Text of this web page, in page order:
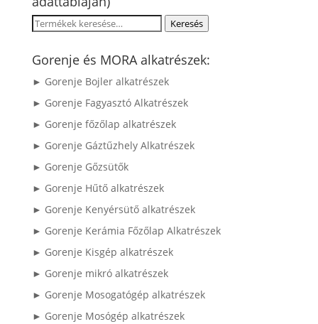
Keresés
következőre:
Keresés
Gorenje és MORA alkatrészek:
► Gorenje Bojler alkatrészek
► Gorenje Fagyasztó Alkatrészek
► Gorenje főzőlap alkatrészek
► Gorenje Gáztűzhely Alkatrészek
► Gorenje Gőzsütők
► Gorenje Hűtő alkatrészek
► Gorenje Kenyérsütő alkatrészek
► Gorenje Kerámia Főzőlap Alkatrészek
► Gorenje Kisgép alkatrészek
► Gorenje mikró alkatrészek
► Gorenje Mosogatógép alkatrészek
► Gorenje Mosógép alkatrészek